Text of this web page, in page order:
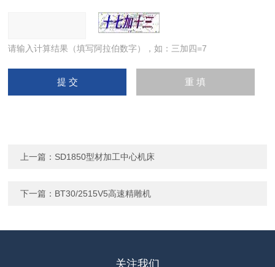
请输入计算结果（填写阿拉伯数字），如：三加四=7
上一篇： SD1850型材加工中心机床
下一篇： BT30/2515V5高速精雕机
关注我们